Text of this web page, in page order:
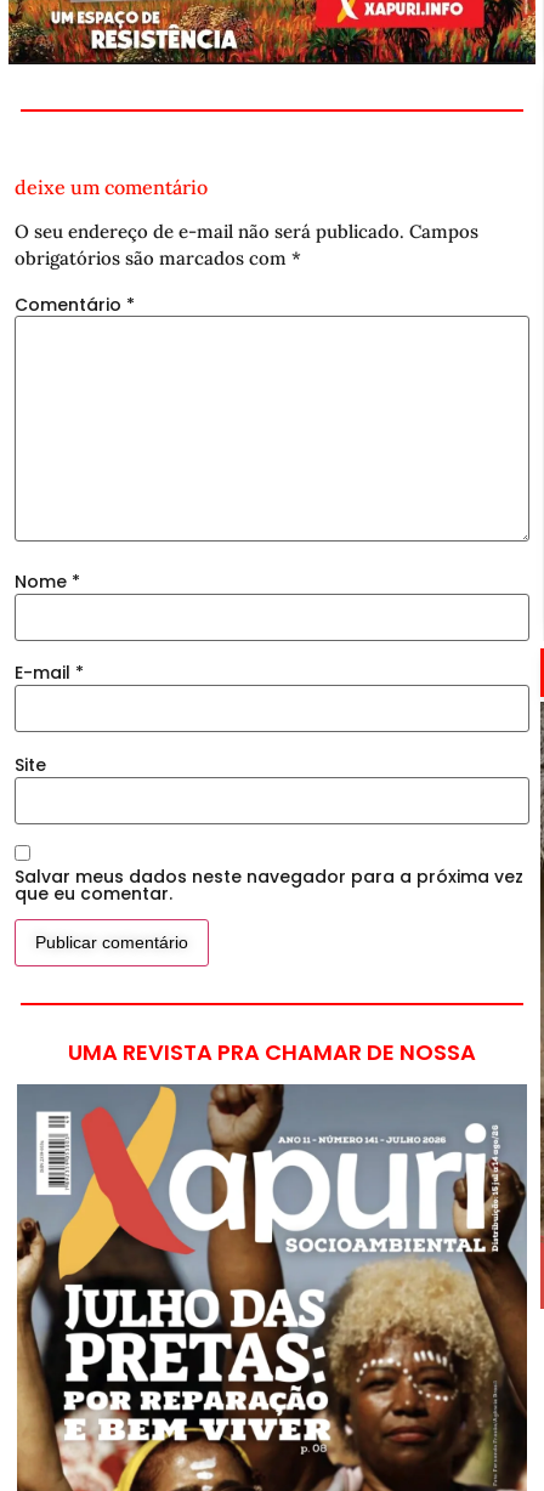
deixe um comentário
O seu endereço de e-mail não será publicado. Campos
obrigatórios são marcados com *
Comentário *
Nome *
E-mail *
Site
Salvar meus dados neste navegador para a próxima vez
que eu comentar.
UMA REVISTA PRA CHAMAR DE NOSSA